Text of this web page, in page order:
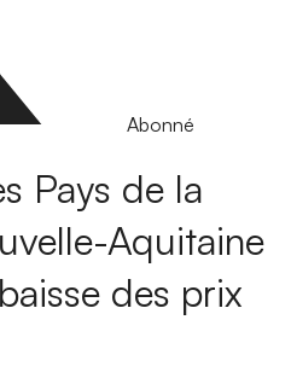
Abonné
Pays de la
Aquitaine
des prix